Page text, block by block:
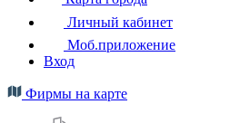
Личный кабинет
Моб.приложение
Вход
Фирмы на карте